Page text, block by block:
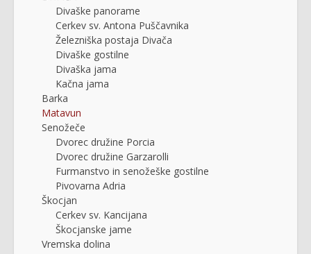
Divaške panorame
Cerkev sv. Antona Puščavnika
Železniška postaja Divača
Divaške gostilne
Divaška jama
Kačna jama
Barka
Matavun
Senožeče
Dvorec družine Porcia
Dvorec družine Garzarolli
Furmanstvo in senožeške gostilne
Pivovarna Adria
Škocjan
Cerkev sv. Kancijana
Škocjanske jame
Vremska dolina